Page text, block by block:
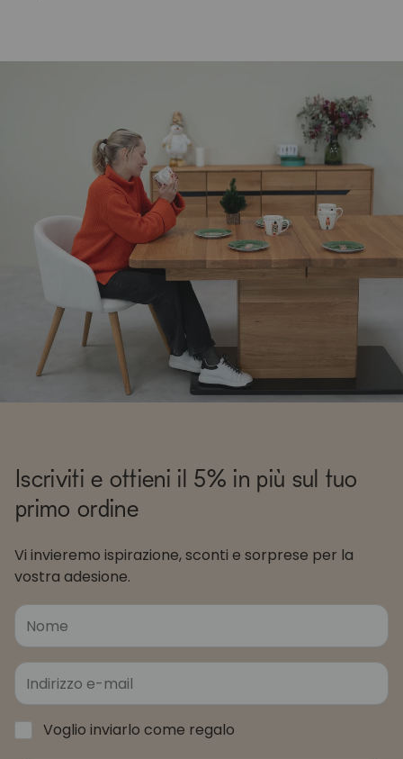
Iscriviti e ottieni il 5% in più sul tuo
primo ordine
Vi invieremo ispirazione, sconti e sorprese per la
vostra adesione.
Voglio inviarlo come regalo